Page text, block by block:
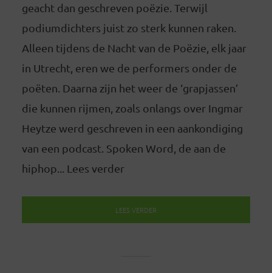
geacht dan geschreven poëzie. Terwijl
podiumdichters juist zo sterk kunnen raken.
Alleen tijdens de Nacht van de Poëzie, elk jaar
in Utrecht, eren we de performers onder de
poëten. Daarna zijn het weer de ‘grapjassen’
die kunnen rijmen, zoals onlangs over Ingmar
Heytze werd geschreven in een aankondiging
van een podcast. Spoken Word, de aan de
hiphop... Lees verder
LEES VERDER